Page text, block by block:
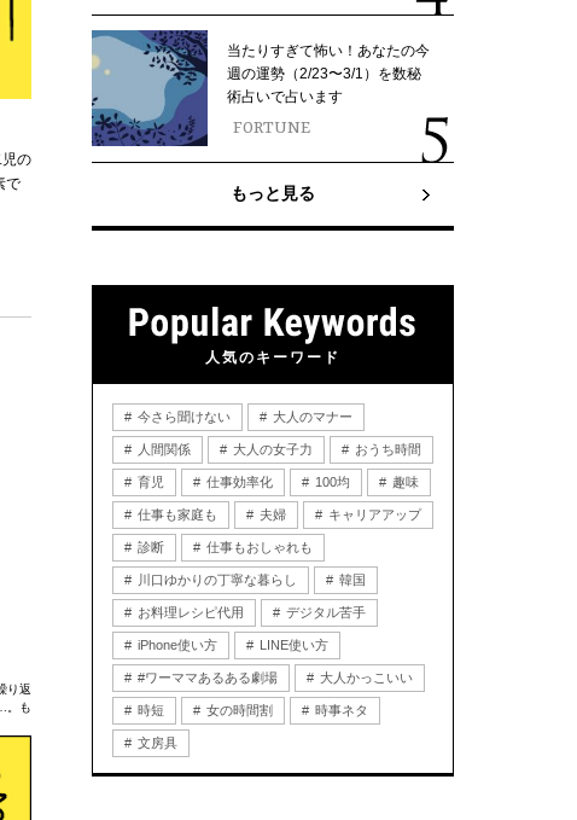
の
で
り返
。も
当たりすぎて怖い！あなたの今
週の運勢（2/23〜3/1）を数秘
術占いで占います
FORTUNE
もっと見る
人気のキーワード
今さら聞けない 大人のマナー
人間関係 大人の女子力 おうち時間
育児 仕事効率化 100均 趣味
仕事も家庭も 夫婦 キャリアアップ
診断 仕事もおしゃれも
川口ゆかりの丁寧な暮らし 韓国
お料理レシピ代用 デジタル苦手
iPhone使い方 LINE使い方
#ワーママあるある劇場 大人かっこいい
時短 女の時間割 時事ネタ
文房具